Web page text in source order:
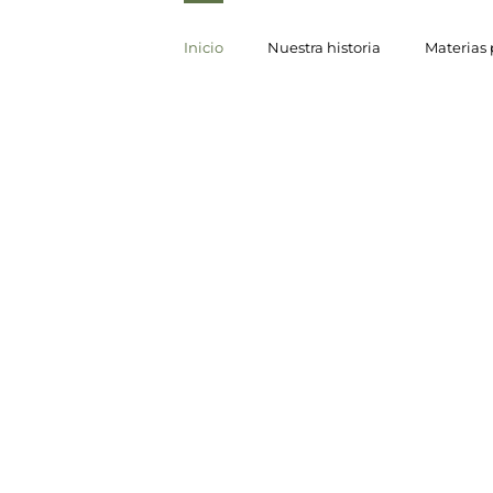
Inicio Nuestra historia Materias